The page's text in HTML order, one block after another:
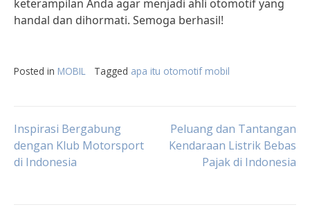
keterampilan Anda agar menjadi ahli otomotif yang
handal dan dihormati. Semoga berhasil!
Posted in MOBIL Tagged apa itu otomotif mobil
Post
navigation
Inspirasi Bergabung
dengan Klub Motorsport
di Indonesia
Peluang dan Tantangan
Kendaraan Listrik Bebas
Pajak di Indonesia